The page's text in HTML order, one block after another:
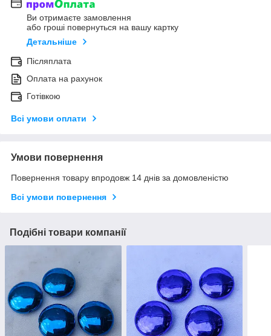
Ви отримаєте замовлення
або гроші повернуться на вашу картку
Детальніше
Післяплата
Оплата на рахунок
Готівкою
Всі умови оплати
Умови повернення
Повернення товару впродовж 14 днів за домовленістю
Всі умови повернення
Подібні товари компанії